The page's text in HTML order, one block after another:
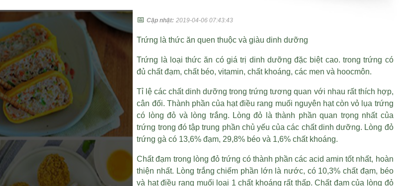
📅Cập nhật: 2019-04-06 07:43:43
Trứng là thức ăn quen thuộc và giàu dinh dưỡng
Trứng là loại thức ăn có giá trị dinh dưỡng đặc biệt cao. trong trứng có
đủ chất đạm, chất béo, vitamin, chất khoáng, các men và hoocmôn.
Tỉ lệ các chất dinh dưỡng trong trứng tương quan với nhau rất thích hợp,
cân đối. Thành phần của hạt điều rang muối nguyên hạt còn vỏ lụa trứng
có lòng đỏ và lòng trắng. Lòng đỏ là thành phần quan trọng nhất của
trứng trong đó tập trung phần chủ yếu của các chất dinh dưỡng. Lòng đỏ
trứng gà có 13,6% đạm, 29,8% béo và 1,6% chất khoáng.
Chất đạm trong lòng đỏ trứng có thành phần các acid amin tốt nhất, hoàn
thiện nhất. Lòng trắng chiếm phần lớn là nước, có 10,3% chất đạm, béo
và hạt điều rang muối loại 1chất khoáng rất thấp. Chất đạm của lòng đỏ